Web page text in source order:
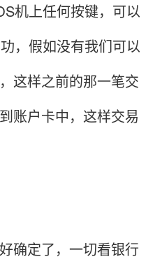
机上任何按键，可以
，假如没有我们可以
这样之前的那一笔交
账户卡中，这样交易
确定了，一切看银行